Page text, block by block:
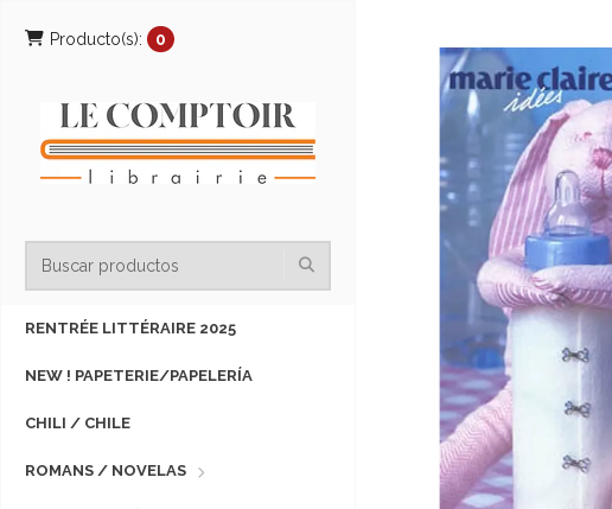
Producto(s): 0
RENTRÉE LITTÉRAIRE 2025
NEW ! PAPETERIE/PAPELERÍA
CHILI / CHILE
ROMANS / NOVELAS